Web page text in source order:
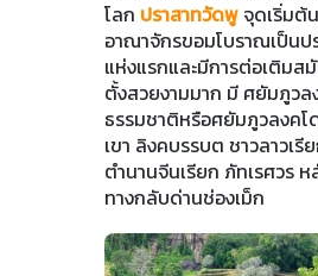
โลก ปราสาทวัดพูจุดเริ่มต้
อาณาจักรขอมโบราณเป็นป
แห่งแรกและมีการต่อเติมส
ตั้งสวยงามมาก มี ศยัมภูว
ธรรมชาติหรือศยัมภูวลงค
เขา ลิงคบรรบต ชาวลาวเรี
ตำนานจีนเรียก ภัทเรศวร
ทางกลับด่านช่องเม็ก